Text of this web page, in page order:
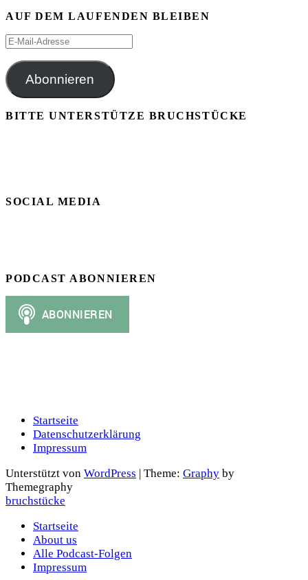
AUF DEM LAUFENDEN BLEIBEN
E-
Adresse
Abonnieren
BITTE UNTERSTÜTZE BRUCHSTÜCKE
SOCIAL MEDIA
PODCAST ABONNIEREN
Startseite
Datenschutzerklärung
Impressum
Unterstützt von WordPress | Theme: Graphy by
Themegraphy
bruchstücke
Startseite
About us
Alle Podcast-Folgen
Impressum